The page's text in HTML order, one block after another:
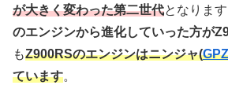
が大きく変わった第二世代となりま
のエンジンから進化していった方が
もZ900RSのエンジンはニンジャ(
ています。